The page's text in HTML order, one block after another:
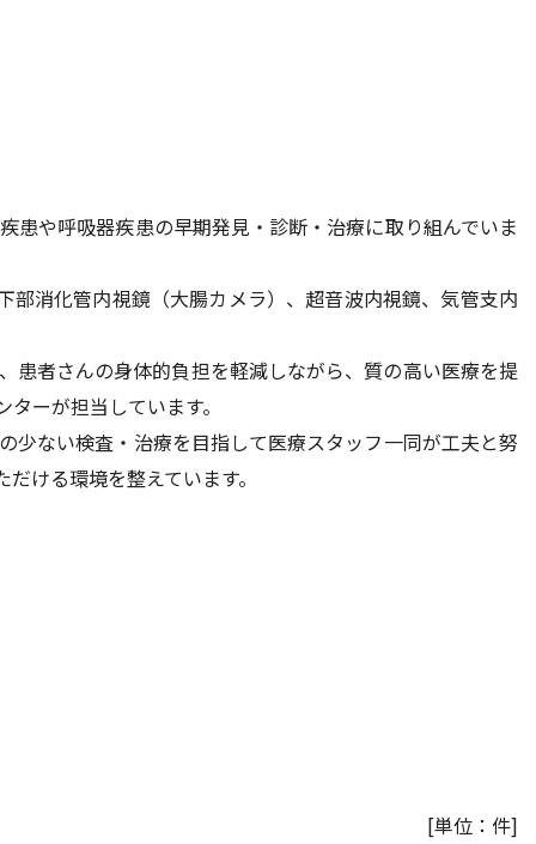
や呼吸器疾患の早期発見・診断・治療に取り組んでいま
消化管内視鏡（大腸カメラ）、超音波内視鏡、気管支内
患者さんの身体的負担を軽減しながら、質の高い医療を提
ーが担当しています。
少ない検査・治療を目指して医療スタッフ一同が工夫と努
ける環境を整えています。
[単位：件]